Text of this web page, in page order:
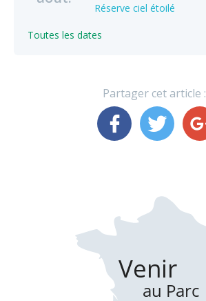
Réserve ciel étoilé
Toutes les dates
Partager cet article :